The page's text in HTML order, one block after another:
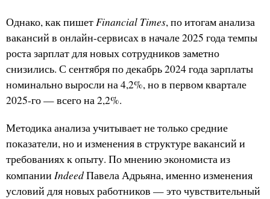
Однако, как пишетFinancial Times, по итогам анализа
вакансий в онлайн-сервисах в начале 2025 года темпы
роста зарплат для новых сотрудников заметно
снизились. С сентября по декабрь 2024 года зарплаты
номинально выросли на 4,2%, но в первом квартале
2025-го — всего на 2,2%.
Методика анализа учитывает не только средние
показатели, но и изменения в структуре вакансий и
требованиях к опыту. По мнению экономиста из
компании IndeedПавела Адрьяна, именно изменения
условий для новых работников — это чувствительный